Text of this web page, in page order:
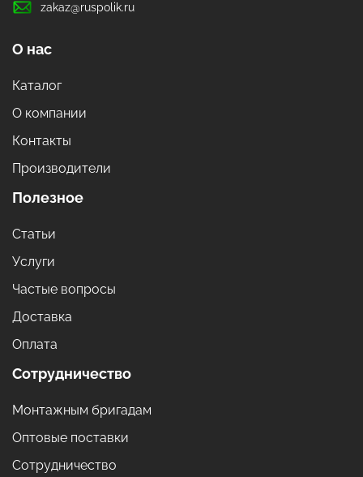
zakaz@ruspolik.ru
О нас
Каталог
О компании
Контакты
Производители
Полезное
Статьи
Услуги
Частые вопросы
Доставка
Оплата
Сотрудничество
Монтажным бригадам
Оптовые поставки
Сотрудничество